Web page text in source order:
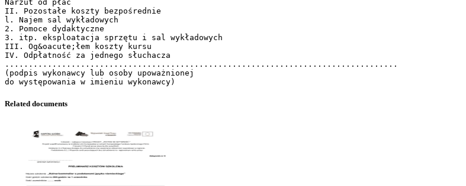
Narzut od płac
II. Pozostałe koszty bezpośrednie
l. Najem sal wykładowych
2. Pomoce dydaktyczne
3. itp. eksploatacja sprzętu i sal wykładowych
III. Og&oacute;łem koszty kursu
IV. Odpłatność za jednego słuchacza
...................................................................................
(podpis wykonawcy lub osoby upoważnionej
Related documents